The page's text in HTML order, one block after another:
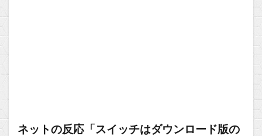
ネットの反応「スイッチはダウンロード版の